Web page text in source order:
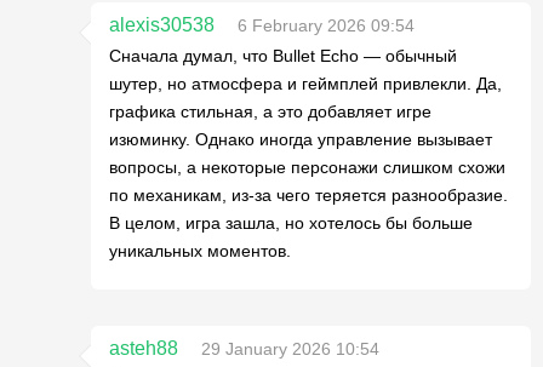
alexis30538
6 February 2026 09:54
Сначала думал, что Bullet Echo — обычный
шутер, но атмосфера и геймплей привлекли. Да,
графика стильная, а это добавляет игре
изюминку. Однако иногда управление вызывает
вопросы, а некоторые персонажи слишком схожи
по механикам, из-за чего теряется разнообразие.
В целом, игра зашла, но хотелось бы больше
уникальных моментов.
asteh88
29 January 2026 10:54